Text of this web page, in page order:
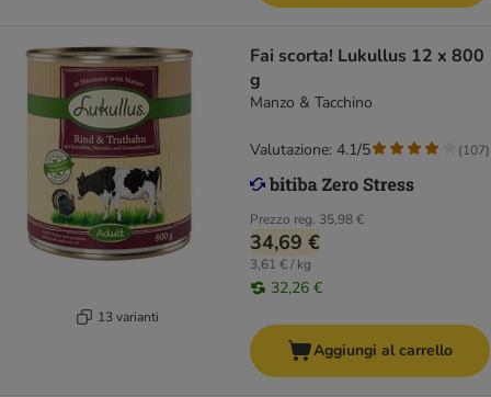
13 varianti
Fai scorta! Lukullus 12 x 800
g
Manzo & Tacchino
Prezzo reg. 35,98 €
34,69 €
3,61 € / kg
32,26 €
Valutazione: 4.1/5 (107)
Aggiungi al carrello